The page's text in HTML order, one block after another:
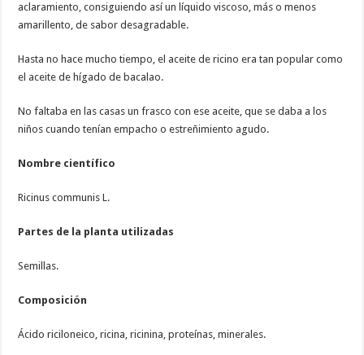
aclaramiento, consiguiendo así un líquido viscoso, más o menos
amarillento, de sabor desagradable.
Hasta no hace mucho tiempo, el aceite de ricino era tan popular como
el aceite de hígado de bacalao.
No faltaba en las casas un frasco con ese aceite, que se daba a los
niños cuando tenían empacho o estreñimiento agudo.
Nombre científico
Ricinus communis L.
Partes de la planta utilizadas
Semillas.
Composición
Ácido riciloneico, ricina, ricinina, proteínas, minerales.